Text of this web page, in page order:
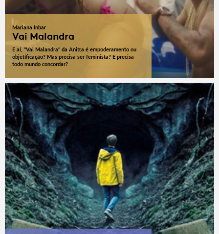
Mariana Inbar
Vai Malandra
E aí, "Vai Malandra" da Anitta é empoderamento ou
objetificação? Mas precisa ser feminista? E precisa
todo mundo concordar?